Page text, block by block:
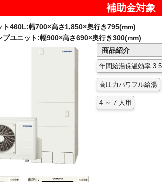
補助金対象
ト460L:幅700×高さ1,850×奥行き795(mm)
プユニット:幅900×高さ690×奥行き300(mm)
商品紹介
年間給湯保温効率 3.5
高圧力パワフル給湯
4 ～ 7 人用